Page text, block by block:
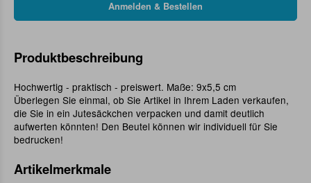
Produktbeschreibung
Hochwertig - praktisch - preiswert. Maße: 9x5,5 cm
Überlegen Sie einmal, ob Sie Artikel in Ihrem Laden verkaufen,
die Sie in ein Jutesäckchen verpacken und damit deutlich
aufwerten könnten! Den Beutel können wir individuell für Sie
bedrucken!
Artikelmerkmale